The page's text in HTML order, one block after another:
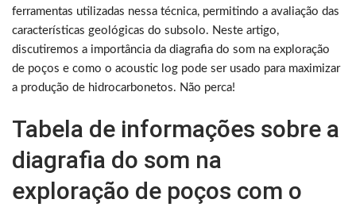
ferramentas utilizadas nessa técnica, permitindo a avaliação das
características geológicas do subsolo. Neste artigo,
discutiremos a importância da diagrafia do som na exploração
de poços e como o acoustic log pode ser usado para maximizar
a produção de hidrocarbonetos. Não perca!
Tabela de informações sobre a
diagrafia do som na
exploração de poços com o